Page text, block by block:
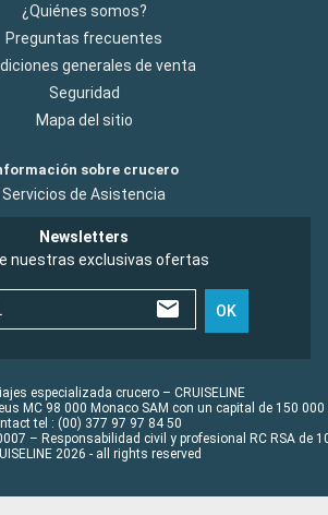
¿Quiénes somos?
Preguntas frecuentes
generales de venta
Seguridad
Mapa del sitio
sobre crucero
Servicios de Asistencia
Newsletters
nuestras exclusivas ofertas
OK
especializada crucero – CRUISELINE
MC 98 000 Monaco SAM con un capital de 150 000
tel : (00) 377 97 97 84 50
– Responsabilidad civil y profesional RC RSA de
2026 - all rights reserved